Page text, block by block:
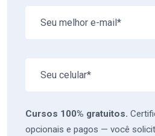
Cursos 100% gratuitos.
opcionais e pagos — você